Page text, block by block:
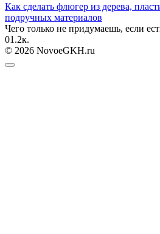
Как сделать флюгер из дерева,
подручных материалов
Чего только не придумаешь, если
01.2к.
© 2026 NovoeGKH.ru